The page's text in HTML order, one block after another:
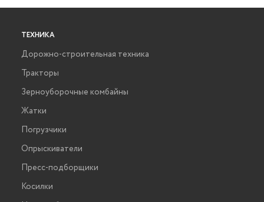
ТЕХНИКА
Дорожно-строительная техника
Тракторы
Зерноуборочные комбайны
Жатки
Погрузчики
Опрыскиватели
Пресс-подборщики
Косилки